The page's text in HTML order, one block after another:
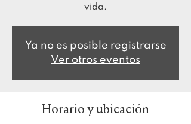
vida.
Ya no es posible registrarse
Ver otros eventos
Horario y ubicación